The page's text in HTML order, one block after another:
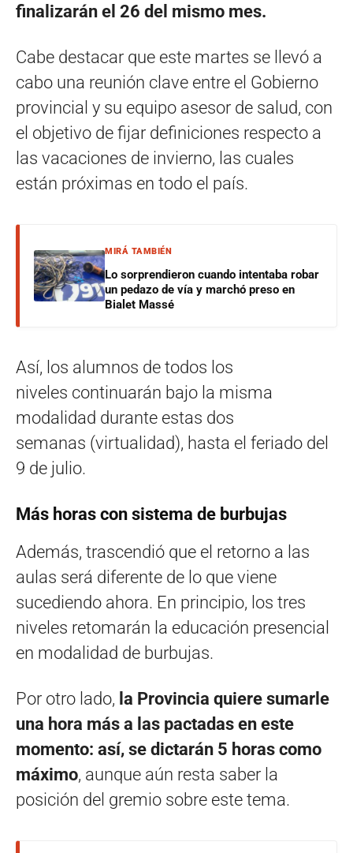
finalizarán el 26 del mismo mes.
Cabe destacar que este martes se llevó a
cabo una reunión clave entre el Gobierno
provincial y su equipo asesor de salud, con
el objetivo de fijar definiciones respecto a
las vacaciones de invierno, las cuales
están próximas en todo el país.
MIRÁ TAMBIÉN
Lo sorprendieron cuando intentaba robar
un pedazo de vía y marchó preso en
Bialet Massé
Así, los alumnos de todos los
niveles continuarán bajo la misma
modalidad durante estas dos
semanas (virtualidad), hasta el feriado del
9 de julio.
Más horas con sistema de burbujas
Además, trascendió que el retorno a las
aulas será diferente de lo que viene
sucediendo ahora. En principio, los tres
niveles retomarán la educación presencial
en modalidad de burbujas.
Por otro lado, la Provincia quiere sumarle
una hora más a las pactadas en este
momento: así, se dictarán 5 horas como
máximo, aunque aún resta saber la
posición del gremio sobre este tema.